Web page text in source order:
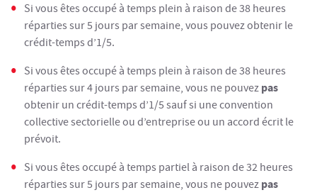
Si vous êtes occupé à temps plein à raison de 38 heures
réparties sur 5 jours par semaine, vous pouvez obtenir le
crédit-temps d’1/5.
Si vous êtes occupé à temps plein à raison de 38 heures
réparties sur 4 jours par semaine, vous ne pouvez pas
obtenir un crédit-temps d’1/5 sauf si une convention
collective sectorielle ou d’entreprise ou un accord écrit le
prévoit.
Si vous êtes occupé à temps partiel à raison de 32 heures
réparties sur 5 jours par semaine, vous ne pouvez pas